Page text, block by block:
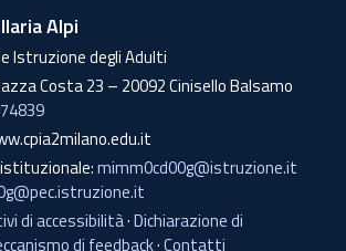
Alpi
Istruzione degli Adulti
Costa 23 – 20092 Cinisello Balsamo
mimm0cd00g@istruzione.it
di accessibilità·Dichiarazione di
di feedback·Contatti